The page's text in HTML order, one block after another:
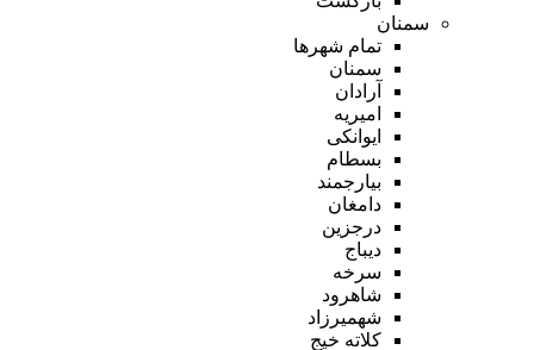
سمنان
تمام شهر‌ها
سمنان
آرادان
امیریه
ایوانکی
بسطام
بیارجمند
دامغان
درجزین
دیباج
سرخه
شاهرود
شهمیرزاد
کلاته خیج